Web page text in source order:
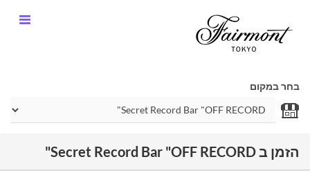
בחר במקום
הזמן ב Secret Record Bar "OFF RECORD"